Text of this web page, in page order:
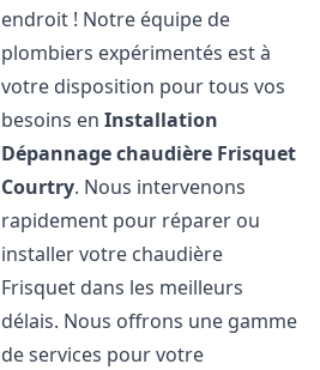
endroit ! Notre équipe de
plombiers expérimentés est à
votre disposition pour tous vos
besoins enInstallation
Dépannage chaudière Frisquet
Courtry. Nous intervenons
rapidement pour réparer ou
installer votre chaudière
Frisquet dans les meilleurs
délais. Nous offrons une gamme
de services pour votre